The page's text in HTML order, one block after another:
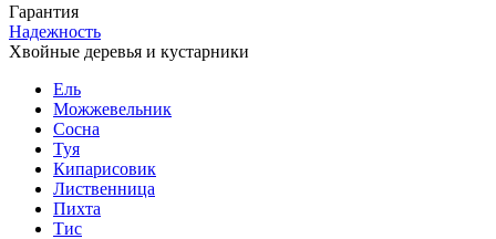
Гарантия
Надежность
Хвойные деревья и кустарники
Ель
Можжевельник
Сосна
Туя
Кипарисовик
Лиственница
Пихта
Тис